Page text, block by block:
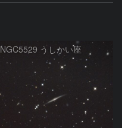
NGC5529 うしかい座